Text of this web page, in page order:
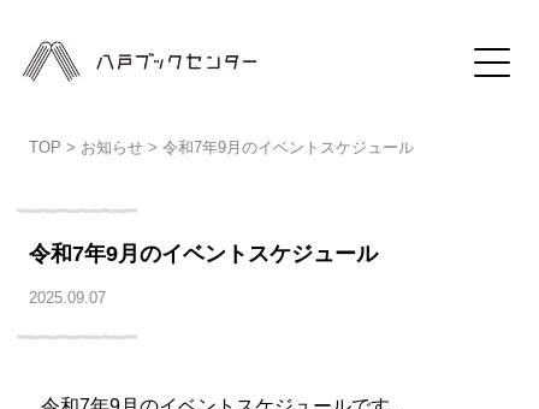
TOP > お知らせ> 令和7年9月のイベントスケジュール
令和7年9月のイベントスケジュール
2025.09.07